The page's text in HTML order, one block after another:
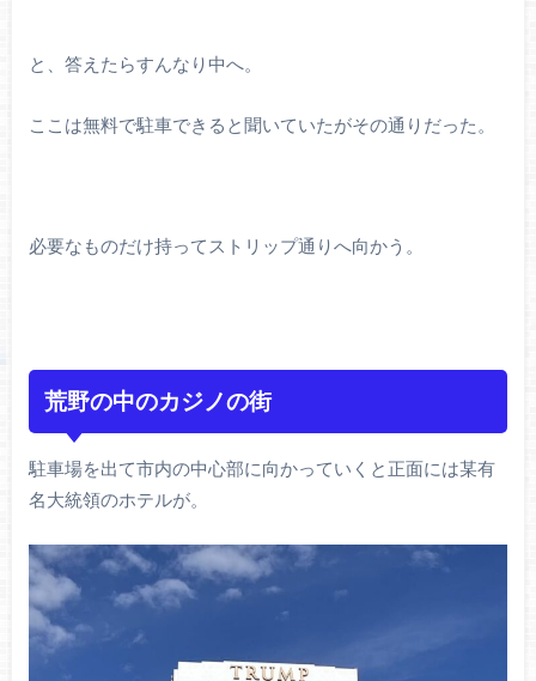
と、答えたらすんなり中へ。
ここは無料で駐車できると聞いていたがその通りだった。
必要なものだけ持ってストリップ通りへ向かう。
荒野の中のカジノの街
駐車場を出て市内の中心部に向かっていくと正面には某有
名大統領のホテルが。